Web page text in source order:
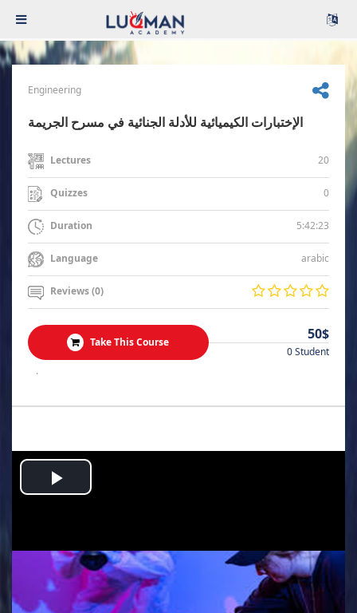
Engineering
الإختبارات الكيميائية للأدلة الجنائية في مسرح الجريمة
Lectures 20
Quizzes 0
Duration 5:42:23
Language arabic
Reviews (0)
Take This Course 50$
0 Student
.
Play